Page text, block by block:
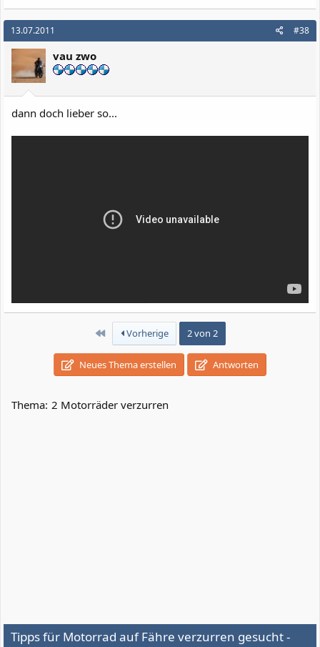
13.07.2011 #38
vau zwo
dann doch lieber so...
ErsteVorherige 2 von 2
Neues Thema erstellen Antworten
Thema: 2 Motorräder verzurren
Tipps für Motorrad auf Fähre verzurren gesucht -